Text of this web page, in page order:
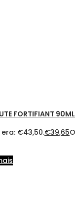
FORTIFIANT 90ML
€43,50.€39,65